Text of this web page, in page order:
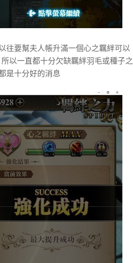
往要幫夫人帳升滿一個心之羈絆可以
以一直都十分欠缺羈絆羽毛或種子之
是十分好的消息